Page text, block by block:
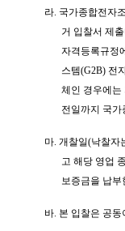
라. 국가종합전자
거 입찰서 제
자격등록규정
스템(G2B) 전
체인 경우에는
전일까지 국
마.개찰일(낙찰자
고 해당 영업
보증금을 납부
바. 본 입찰은 공